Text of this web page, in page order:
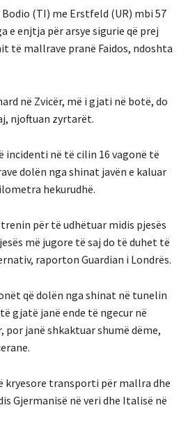
(TI) me Erstfeld (UR) mbi 57
e enjtja për arsye sigurie që prej
të mallrave pranë Faidos, ndoshta
në Zvicër, më i gjati në botë, do
njoftuan zyrtarët.
incidenti në të cilin 16 vagonë ​​të
dolën nga shinat javën e kaluar
hekurudhë.
për të udhëtuar midis pjesës
më jugore të saj do të duhet të
raporton Guardian i Londrës.
që dolën nga shinat në tunelin
gjatë janë ende të ngecur në
por janë shkaktuar shumë dëme,
kryesore transporti për mallra dhe
Gjermanisë në veri dhe Italisë në